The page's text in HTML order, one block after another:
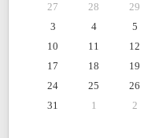
27
28 29
3
4 5
10
11 12
17
18 19
24
25 26
31
1 2